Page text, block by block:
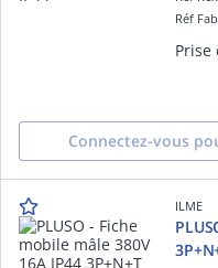
Réf
Connectez-vous
ILME